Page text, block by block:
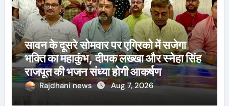
सावन के दूसरे सोमवार पर एग्रिको में सजेगा
भक्ति का महाकुंभ, दीपक लख्खा और स्नेहा सिंह
राजपूत की भजन संध्या होगी आकर्षण
Rajdhani news Aug 7, 2026